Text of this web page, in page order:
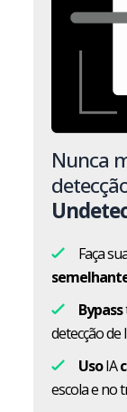
Nunca
Faça
Bypass
detecção de
UsoIA
escola e no